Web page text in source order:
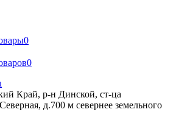
0
0
Край, р-н Динской, ст-ца
д.700 м севернее земельного